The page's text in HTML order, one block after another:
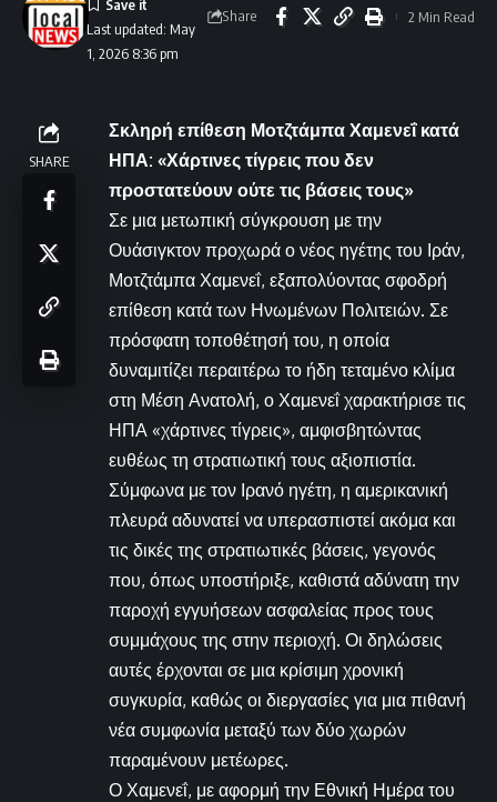
Last updated: May
1, 2026 8:36 pm
Share 2 Min Read
SHARE
Σκληρή επίθεση Μοτζτάμπα Χαμενεΐ κατά
ΗΠΑ: «Χάρτινες τίγρεις που δεν
προστατεύουν ούτε τις βάσεις τους»
Σε μια μετωπική σύγκρουση με την
Ουάσιγκτον προχωρά ο νέος ηγέτης του Ιράν,
Μοτζτάμπα Χαμενεΐ, εξαπολύοντας σφοδρή
επίθεση κατά των Ηνωμένων Πολιτειών. Σε
πρόσφατη τοποθέτησή του, η οποία
δυναμιτίζει περαιτέρω το ήδη τεταμένο κλίμα
στη Μέση Ανατολή, ο Χαμενεΐ χαρακτήρισε τις
ΗΠΑ «χάρτινες τίγρεις», αμφισβητώντας
ευθέως τη στρατιωτική τους αξιοπιστία.
Σύμφωνα με τον Ιρανό ηγέτη, η αμερικανική
πλευρά αδυνατεί να υπερασπιστεί ακόμα και
τις δικές της στρατιωτικές βάσεις, γεγονός
που, όπως υποστήριξε, καθιστά αδύνατη την
παροχή εγγυήσεων ασφαλείας προς τους
συμμάχους της στην περιοχή. Οι δηλώσεις
αυτές έρχονται σε μια κρίσιμη χρονική
συγκυρία, καθώς οι διεργασίες για μια πιθανή
νέα συμφωνία μεταξύ των δύο χωρών
παραμένουν μετέωρες.
Ο Χαμενεΐ, με αφορμή την Εθνική Ημέρα του